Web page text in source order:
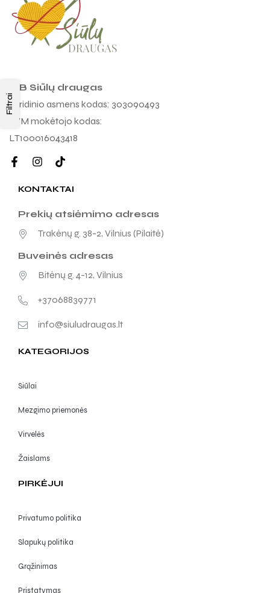
Filtrai
MB Siūlų draugas
Juridinio asmens kodas: 303090493
PVM mokėtojo kodas:
LT100016043418
KONTAKTAI
Prekių atsiėmimo adresas
Trakėnų g. 38-2, Vilnius (Pilaitė)
Buveinės adresas
Bitėnų g. 4-12, Vilnius
+37068839771
info@siuludraugas.lt
KATEGORIJOS
Siūlai
Mezgimo priemonės
Virvelės
Žaislams
PIRKĖJUI
Privatumo politika
Slapukų politika
Grąžinimas
Pristatymas